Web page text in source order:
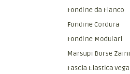
Fondine da Fianco
Fondine Cordura
Fondine Modulari
Marsupi Borse Zaini
Fascia Elastica Vega